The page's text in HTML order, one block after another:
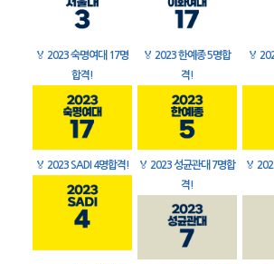
🏅 2023 숙명여대 17명
합격!
🏅 2023 한예종 5명합
격!
🏅
🏅 2023 SADI 4명합격! 🏅 2023 성균관대 7명합
격!
🏅